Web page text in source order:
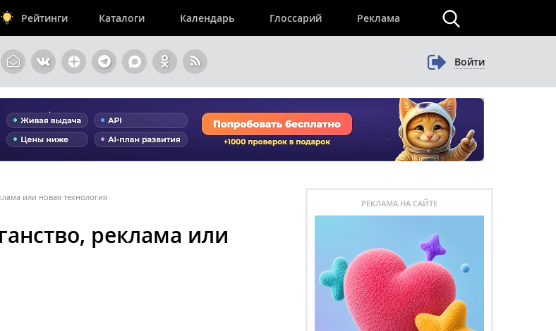
Рейтинги Каталоги Календарь Глоссарий Реклама
Войти
или новая технология
реклама или
РЕКЛАМА НА САЙТЕ